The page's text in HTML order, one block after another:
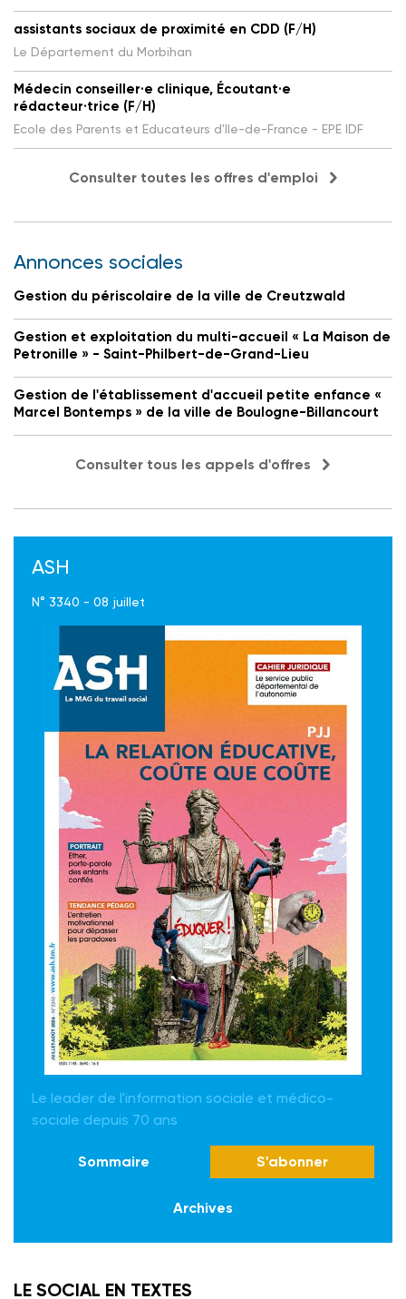
assistants sociaux de proximité en CDD (F/H)
Le Département du Morbihan
Médecin conseiller·e clinique, Écoutant·e
rédacteur·trice (F/H)
Ecole des Parents et Educateurs d'Ile-de-France - EPE IDF
Consulter toutes les offres d'emploi
Annonces sociales
Gestion du périscolaire de la ville de Creutzwald
Gestion et exploitation du multi-accueil « La Maison de
Petronille » - Saint-Philbert-de-Grand-Lieu
Gestion de l'établissement d'accueil petite enfance «
Marcel Bontemps » de la ville de Boulogne-Billancourt
Consulter tous les appels d'offres
ASH
N° 3340 - 08 juillet
Le leader de l'information sociale et médico-
sociale depuis 70 ans
Sommaire S'abonner
Archives
LE SOCIAL EN TEXTES